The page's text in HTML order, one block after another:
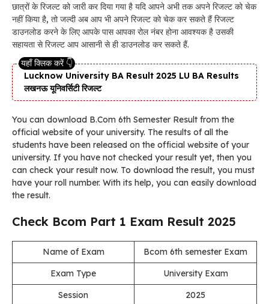
छात्रों के रिजल्ट को जारी कर दिया गया है यदि आपने अभी तक अपने रिजल्ट को चेक
नहीं किया है, तो जल्दी अब आप भी अपने रिजल्ट को चेक कर सकते हैं रिजल्ट
डाउनलोड करने के लिए आपके पास आपका रोल नंबर होना आवश्यक है उसकी
सहायता से रिजल्ट आप आसानी से ही डाउनलोड कर सकते हैं.
Lucknow University BA Result 2025 LU BA Results
लखनऊ यूनिवर्सिटी रिजल्ट
You can download B.Com 6th Semester Result from the
official website of your university. The results of all the
students have been released on the official website of your
university. If you have not checked your result yet, then you
can check your result now. To download the result, you must
have your roll number. With its help, you can easily download
the result.
Check Bcom Part 1 Exam Result 2025
Name of Exam
Bcom 6th semester Exam
Exam Type
University Exam
Session
2025